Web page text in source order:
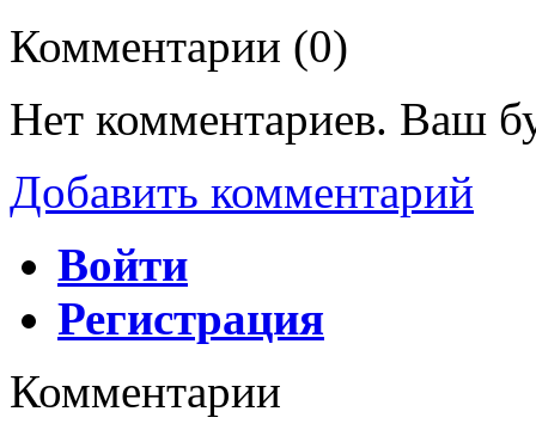
Комментарии (0)
Нет комментариев. Ваш
Добавить комментарий
Войти
Регистрация
Комментарии